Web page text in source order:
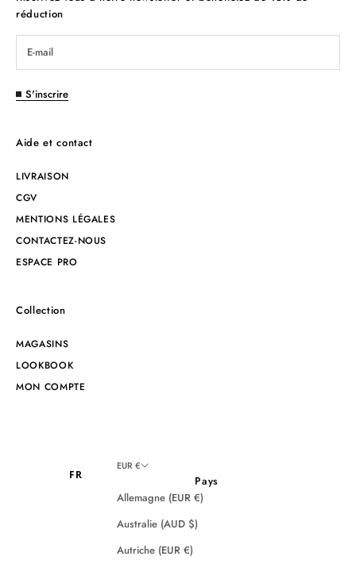
réduction
S'inscrire
Aide et contact
LIVRAISON
CGV
MENTIONS LÉGALES
CONTACTEZ-NOUS
ESPACE PRO
Collection
MAGASINS
LOOKBOOK
MON COMPTE
FR
EUR €
Pays
Allemagne (EUR €)
Australie (AUD $)
Autriche (EUR €)